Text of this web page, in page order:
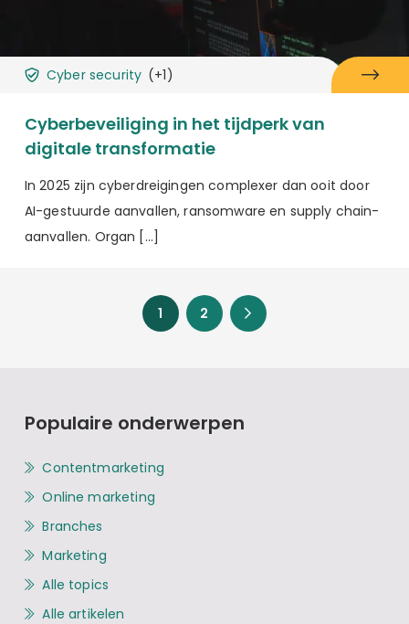
Cyber security (+1)
Cyberbeveiliging in het tijdperk van
digitale transformatie
In 2025 zijn cyberdreigingen complexer dan ooit door
AI-gestuurde aanvallen, ransomware en supply chain-
aanvallen. Organ […]
1 2
Populaire onderwerpen
Contentmarketing
Online marketing
Branches
Marketing
Alle topics
Alle artikelen